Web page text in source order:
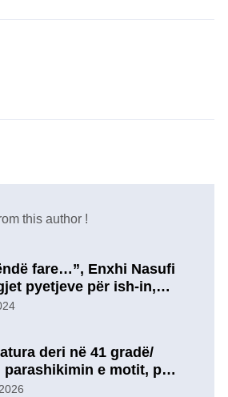
this author !
fare…”, Enxhi Nasufi
pyetjeve për ish-in,
të marrëdhënies
deri në 41 gradë/
parashikimin e motit, për